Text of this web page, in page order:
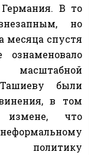
В то
но
месяца спустя
были
в том
измене, что
политику